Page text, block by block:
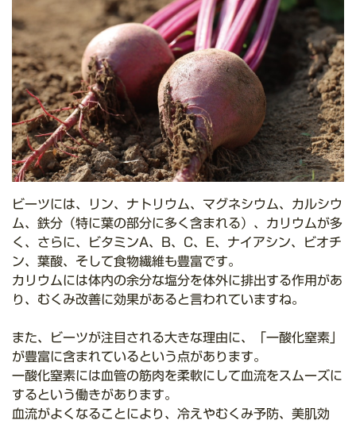
ビーツには、リン、ナトリウム、マグネシウム、カルシウ
ム、鉄分（特に葉の部分に多く含まれる）、カリウムが多
く、さらに、ビタミンA、B、C、E、ナイアシン、ビオチ
ン、葉酸、そして食物繊維も豊富です。
カリウムには体内の余分な塩分を体外に排出する作用があ
り、むくみ改善に効果があると言われていますね。
また、ビーツが注目される大きな理由に、「一酸化窒素」
が豊富に含まれているという点があります。
一酸化窒素には血管の筋肉を柔軟にして血流をスムーズに
するという働きがあります。
血流がよくなることにより、冷えやむくみ予防、美肌効